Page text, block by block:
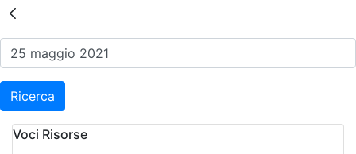
Risultati della Ricerca -
Ricerca
Voci Risorse